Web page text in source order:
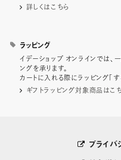
詳しくはこちら
ラッピング
イデーショップ オンラインでは
ングを承ります。
カートに入れる際にラッピング「す
ギフトラッピング対象商品はこ
プライバ